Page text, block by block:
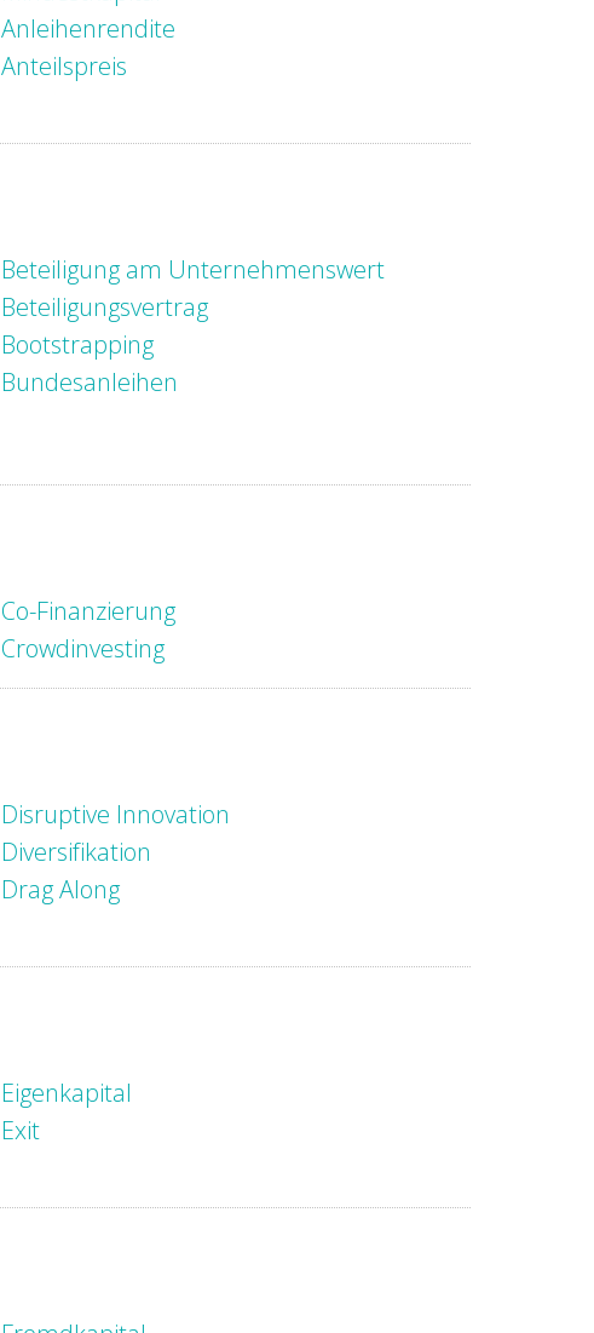
Anleihenrendite
Anteilspreis
Beteiligung am Unternehmenswert
Beteiligungsvertrag
Bootstrapping
Bundesanleihen
Co-Finanzierung
Crowdinvesting
Disruptive Innovation
Diversifikation
Drag Along
Eigenkapital
Exit